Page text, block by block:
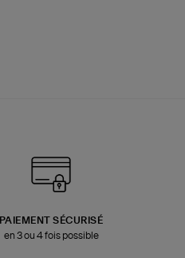
PAIEMENT SÉCURISÉ
en 3 ou 4 fois possible